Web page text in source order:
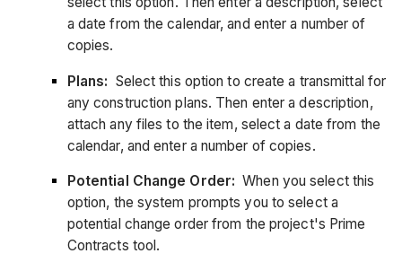
a date from the calendar, and enter a number of
copies.
Plans: Select this option to create a transmittal for
any construction plans. Then enter a description,
attach any files to the item, select a date from the
calendar, and enter a number of copies.
Potential Change Order: When you select this
option, the system prompts you to select a
potential change order from the project's Prime
Contracts tool.